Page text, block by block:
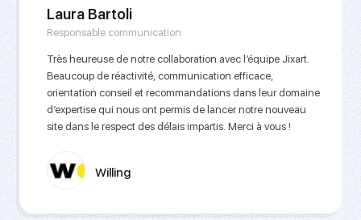
Laura Bartoli
Responsable communication
Très heureuse de notre collaboration avec l’équipe Jixart.
Beaucoup de réactivité, communication efficace,
orientation conseil et recommandations dans leur domaine
d’expertise qui nous ont permis de lancer notre nouveau
site dans le respect des délais impartis. Merci à vous !
Willing